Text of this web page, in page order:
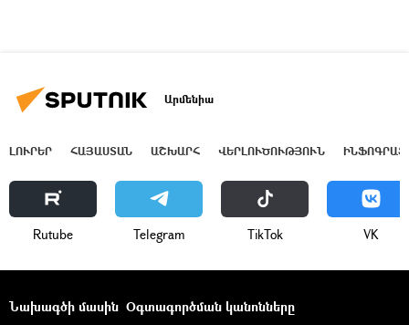
Արմենիա
ԼՈՒՐԵՐ ՀԱՅԱՍՏԱՆ ԱՇԽԱՐՀ ՎԵՐԼՈՒԾՈՒԹՅՈՒՆ
Rutube Telegram ТikТоk VK
Նախագծի մասին Օգտագործման կանոնները